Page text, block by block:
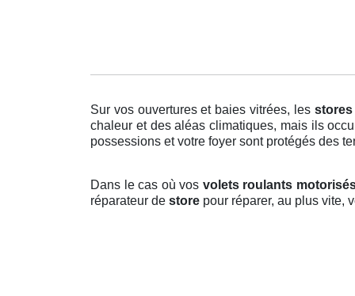
Sur vos ouvertures et baies vitrées, les stores
chaleur et des aléas climatiques, mais ils
possessions et votre foyer sont protégés des
Dans le cas où vos volets roulants
réparateur de store pour réparer, au plus vite,